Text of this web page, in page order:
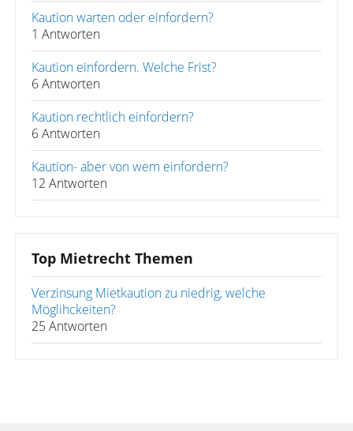
Kaution warten oder einfordern?
1 Antworten
Kaution einfordern. Welche Frist?
6 Antworten
Kaution rechtlich einfordern?
6 Antworten
Kaution- aber von wem einfordern?
12 Antworten
Top Mietrecht Themen
Verzinsung Mietkaution zu niedrig, welche
Möglihckeiten?
25 Antworten